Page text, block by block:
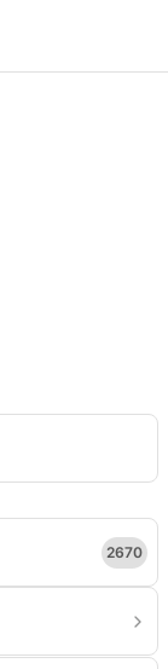
2670